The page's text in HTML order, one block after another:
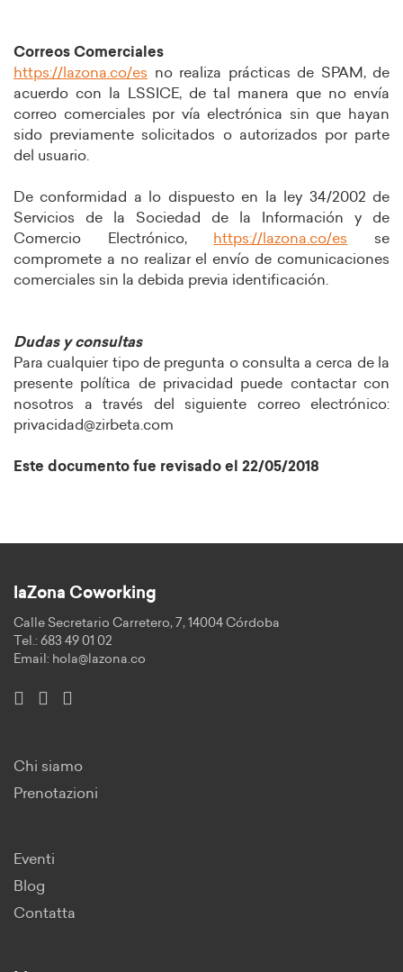
Correos Comerciales
https://lazona.co/es no realiza prácticas de SPAM, de
acuerdo con la LSSICE, de tal manera que no envía
correo comerciales por vía electrónica sin que hayan
sido previamente solicitados o autorizados por parte
del usuario.
De conformidad a lo dispuesto en la ley 34/2002 de
Servicios de la Sociedad de la Información y de
Comercio Electrónico,
https://lazona.co/es se
compromete a no realizar el envío de comunicaciones
comerciales sin la debida previa identificación.
Dudas y consultas
Para cualquier tipo de pregunta o consulta a cerca de la
presente política de privacidad puede contactar con
nosotros a través del siguiente correo electrónico:
privacidad@zirbeta.com
Este documento fue revisado el 22/05/2018
laZona Coworking
Calle Secretario Carretero, 7, 14004 Córdoba
Tel.: 683 49 01 02
Email: hola@lazona.co
Chi siamo
Prenotazioni
Eventi
Blog
Contatta